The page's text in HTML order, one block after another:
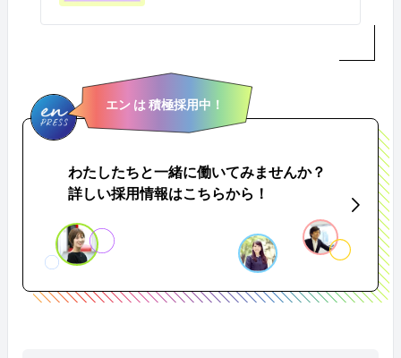
エン は 積極採用中！
わたしたちと一緒に働いてみませんか？
詳しい採用情報はこちらから！